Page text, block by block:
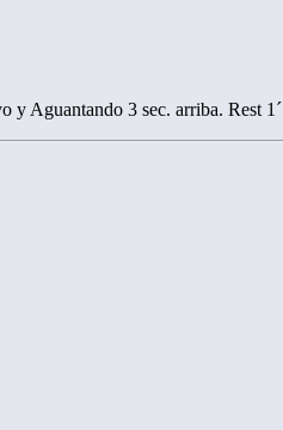
Aguantando 3 sec. arriba. Rest 1´